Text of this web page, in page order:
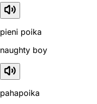
pieni poika
naughty boy
pahapoika